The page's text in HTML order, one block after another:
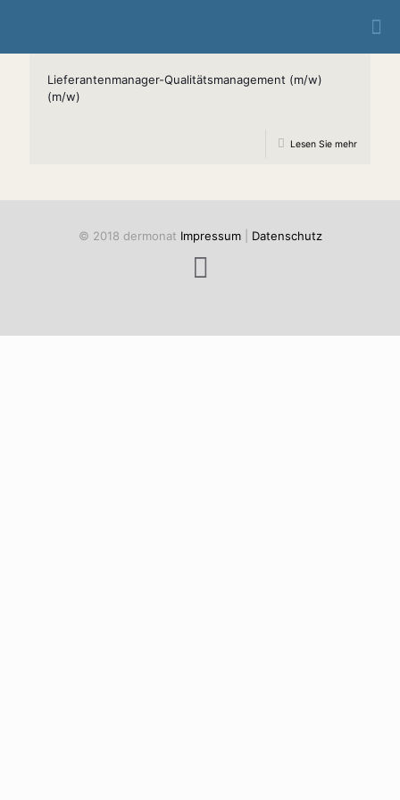
Lieferantenmanager-Qualitätsmanagement (m/w)
(m/w)
Lesen Sie mehr
© 2018 dermonat Impressum| Datenschutz